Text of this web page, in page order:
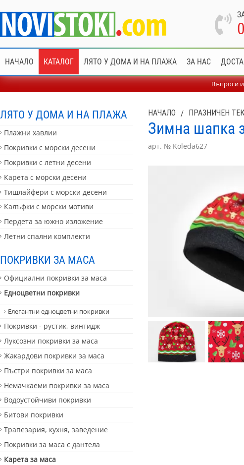
НАЧАЛО КАТАЛОГ ЛЯТО У ДОМА И НА ПЛАЖА ЗА НАС
Въпроси
ЛЯТО У ДОМА И НА ПЛАЖА
Плажни хавлии
Покривки с морски десени
Покривки с летни десени
Карета с морски десени
Тишлайфери с морски десени
Калъфки с морски мотиви
Пердета за южно изложение
Летни спални комплекти
ПОКРИВКИ ЗА МАСА
Официални покривки за маса
Едноцветни покривки
Елегантни едноцветни покривки
Покривки - рустик, винтидж
Луксозни покривки за маса
Жакардови покривки за маса
Пъстри покривки за маса
Немачкаеми покривки за маса
Водоустойчиви покривки
Битови покривки
Трапезария, кухня, заведение
Покривки за маса с дантела
Карета за маса
НАЧАЛО / ПРАЗНИЧЕН
Зимна шапка
арт. № Koleda627